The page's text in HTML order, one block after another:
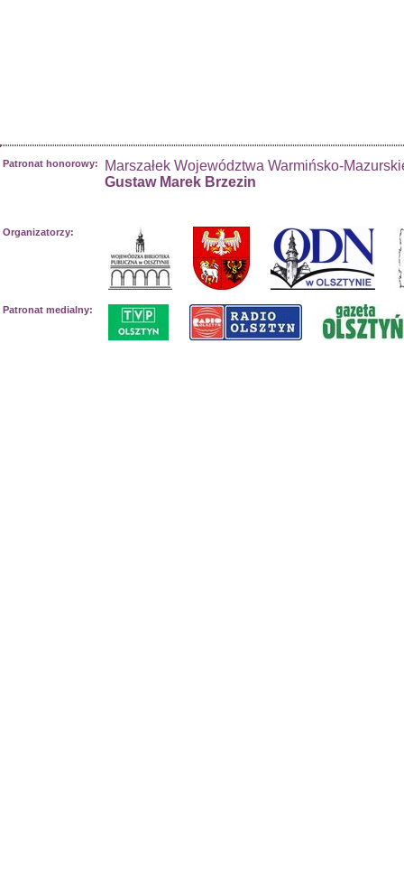
Patronat honorowy:
Marszałek Województwa Warmińsko-
Gustaw Marek Brzezin
Organizatorzy:
Patronat medialny: